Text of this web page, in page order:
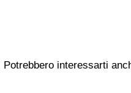
Potrebbero interessarti